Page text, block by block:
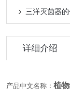
三洋灭菌器
详细介绍
产品中文名称：植